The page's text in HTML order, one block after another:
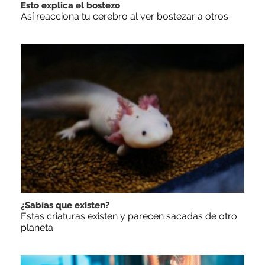
Esto explica el bostezo
Así reacciona tu cerebro al ver bostezar a otros
¿Sabías que existen?
Estas criaturas existen y parecen sacadas de otro
planeta